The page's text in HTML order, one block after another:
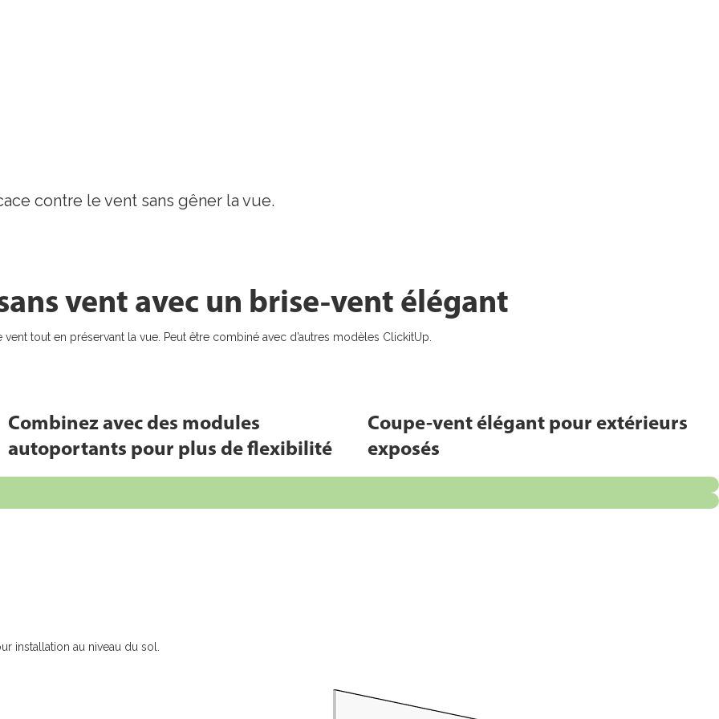
contre le vent sans gêner la vue.
vent avec un brise-vent élégant
tout en préservant la vue. Peut être combiné avec d’autres modèles ClickitUp.
Combinez avec des modules
autoportants pour plus de flexibilité
Coupe-vent élégant pour extérieurs
exposés
installation au niveau du sol.
faciles à
valeur
faciles à
valeur
faciles à
valeur
faciles à
valeur